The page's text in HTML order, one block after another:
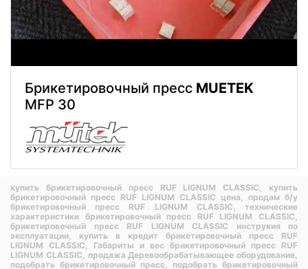
Брикетировочный пресс MUETEK
MFP 30
купить брикетировочный пресс RUF LIGNUM CLASSIC, купить
брикетировочный пресс RUF LIGNUM CLASSIC цена, продам б/у
брикетировочный пресс RUF LIGNUM CLASSIC, технические
характеристики брикетировочный пресс RUF LIGNUM CLASSIC,
брикетировочный пресс RUF LIGNUM CLASSIC инструкия по
эксплуатации, купить в кредит брикетировочный пресс RUF
LIGNUM CLASSIC, Габариты и вес брикетировочный пресс RUF
LIGNUM CLASSIC, продажа Деревообрабатывающее оборудование,
подобрать брикетировочный пресс, подобрать брикетировочный